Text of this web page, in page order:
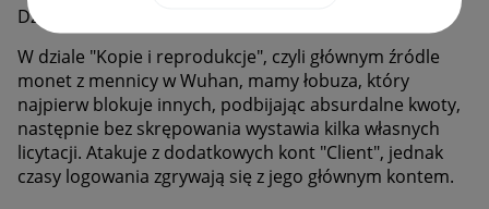
Dzień dobry,
W dziale "Kopie i reprodukcje", czyli głównym źródle
monet z mennicy w Wuhan, mamy łobuza, który
najpierw blokuje innych, podbijając absurdalne kwoty,
następnie bez skrępowania wystawia kilka własnych
licytacji. Atakuje z dodatkowych kont "Client", jednak
czasy logowania zgrywają się z jego głównym kontem.